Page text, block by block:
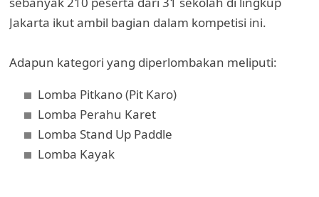
Jakarta ikut ambil bagian dalam kompetisi ini.
Adapun kategori yang diperlombakan meliputi:
Lomba Pitkano (Pit Karo)
Lomba Perahu Karet
Lomba Stand Up Paddle
Lomba Kayak